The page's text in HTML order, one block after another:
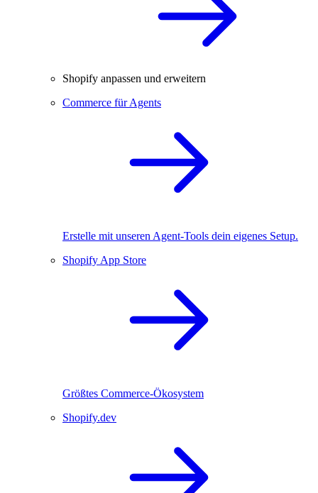
Shopify anpassen und erweitern
Commerce für Agents
Erstelle mit unseren Agent-Tools dein eigenes Setup.
Shopify App Store
Größtes Commerce-Ökosystem
Shopify.dev